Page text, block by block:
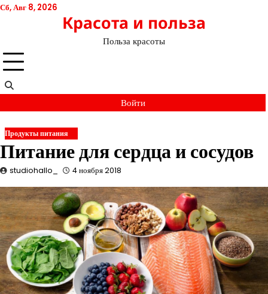
Перейти
Сб, Авг 8, 2026
Красота и польза
Польза красоты
Войти
Продукты питания
Питание для сердца и сосудов
studiohallo_ 4 ноября 2018